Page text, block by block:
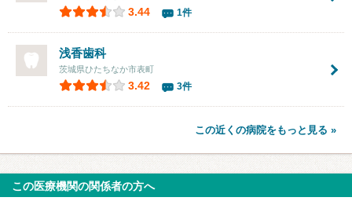
3.44 1件
浅香歯科
茨城県ひたちなか市表町
3.42 3件
この近くの病院をもっと見る »
この医療機関の関係者の方へ